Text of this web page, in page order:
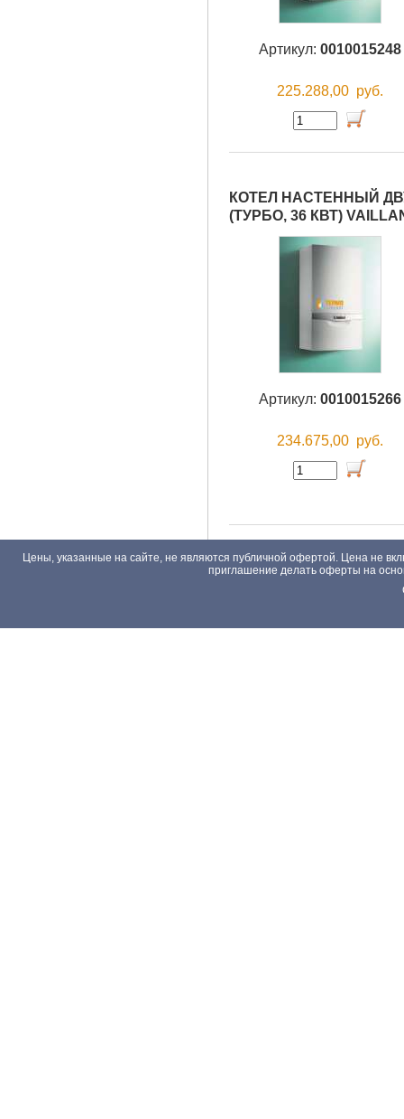
Артикул: 0010015248
225.288,00 руб.
КОТЕЛ НАСТЕННЫЙ
(ТУРБО, 36 КВТ)
Артикул: 0010015266
234.675,00 руб.
Цены, указанные на сайте, не являются публичной офертой. Цена не
приглашение делать оферты на